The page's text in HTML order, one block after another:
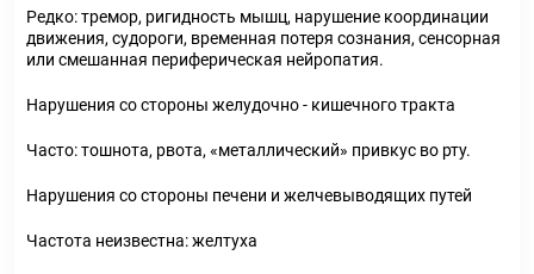
Редко: тремор, ригидность мышц, нарушение координации
движения, судороги, временная потеря сознания, сенсорная
или смешанная периферическая нейропатия.
Нарушения со стороны желудочно - кишечного тракта
Часто: тошнота, рвота, «металлический» привкус во рту.
Нарушения со стороны печени и желчевыводящих путей
Частота неизвестна: желтуха